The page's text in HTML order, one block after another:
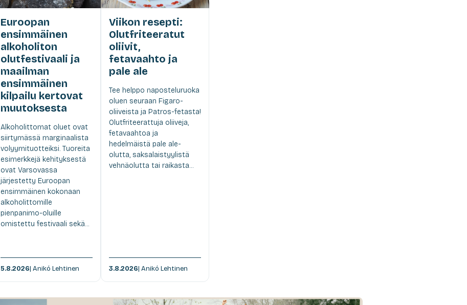
Euroopan
ensimmäinen
alkoholiton
olutfestivaali ja
maailman
ensimmäinen
kilpailu kertovat
muutoksesta
Alkoholittomat oluet ovat
siirtymässä marginaalista
volyymituotteiksi. Tuoreita
esimerkkejä kehityksestä
ovat Varsovassa
järjestetty Euroopan
ensimmäinen kokonaan
alkoholittomille
pienpanimo-oluille
omistettu festivaali sekä...
5.8.2026| Anikó Lehtinen
Viikon resepti:
Olutfriteeratut
oliivit,
fetavaahto ja
pale ale
Tee helppo naposteluruoka
oluen seuraan Figaro-
oliiveista ja Patros-fetasta!
Olutfriteerattuja oliiveja,
fetavaahtoa ja
hedelmäistä pale ale-
olutta, saksalaistyylistä
vehnäolutta tai raikasta...
3.8.2026| Anikó Lehtinen